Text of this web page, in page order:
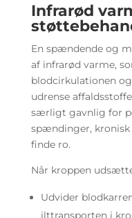
Infrarød
En spændende og
af infrarød varme,
blodcirkulationen
udrense
særligt gavnlig for
spændinger,
finde ro.
Når kroppen
Udvider
ilttransporten i